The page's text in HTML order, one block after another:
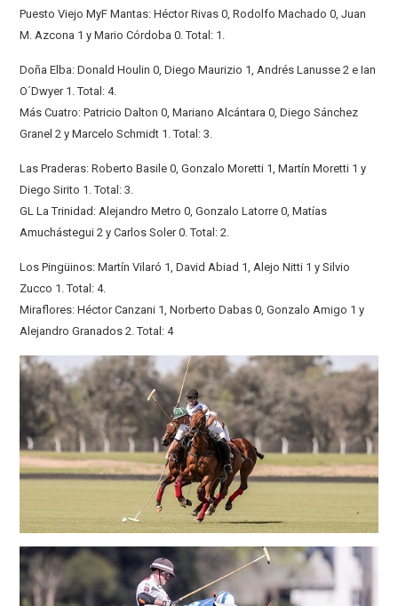
Puesto Viejo MyF Mantas: Héctor Rivas 0, Rodolfo Machado 0, Juan
M. Azcona 1 y Mario Córdoba 0. Total: 1.
Doña Elba: Donald Houlin 0, Diego Maurizio 1, Andrés Lanusse 2 e Ian
O´Dwyer 1. Total: 4.
Más Cuatro: Patricio Dalton 0, Mariano Alcántara 0, Diego Sánchez
Granel 2 y Marcelo Schmidt 1. Total: 3.
Las Praderas: Roberto Basile 0, Gonzalo Moretti 1, Martín Moretti 1 y
Diego Sirito 1. Total: 3.
GL La Trinidad: Alejandro Metro 0, Gonzalo Latorre 0, Matías
Amuchástegui 2 y Carlos Soler 0. Total: 2.
Los Pingüinos: Martín Vilaró 1, David Abiad 1, Alejo Nitti 1 y Silvio
Zucco 1. Total: 4.
Miraflores: Héctor Canzani 1, Norberto Dabas 0, Gonzalo Amigo 1 y
Alejandro Granados 2. Total: 4